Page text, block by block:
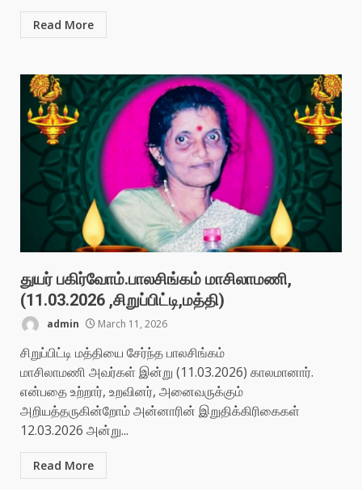
Read More
துயர் பகிர்வோம்.பாலசிங்கம் மாசிலாமணி,
(11.03.2026 ,சிறுப்பிட்டி,மத்தி)
admin March 11, 2026
சிறுப்பிட்டி மத்தியை சேர்ந்த பாலசிங்கம்
மாசிலாமணி அவர்கள் இன்று (11.03.2026) காலமானார்.
என்பதை உற்றார், உறவினர், அனைவருக்கும்
அறியத்தருகின்றோம் அன்னாரின் இறுதிக்கிரிகைகள்
12.03.2026 அன்று...
Read More